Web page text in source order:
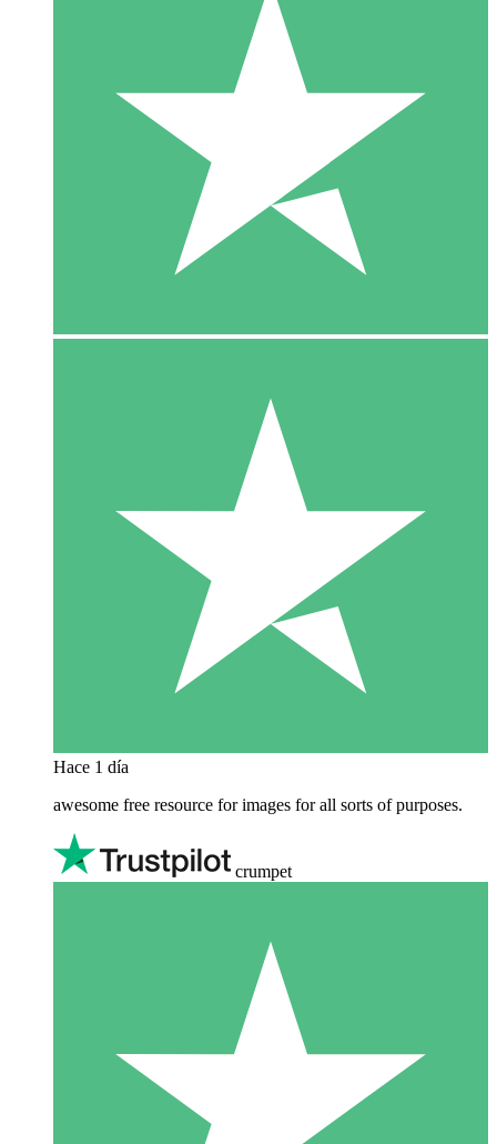
Hace 1 día
awesome free resource for images for all sorts of purposes.
crumpet